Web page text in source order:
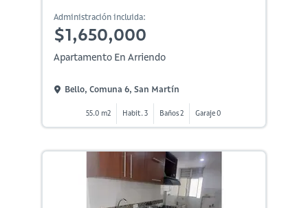
Administración incluida:
$1,650,000
Apartamento En Arriendo
Bello, Comuna 6, San Martín
55.0 m2 Habit. 3 Baños 2 Garaje 0